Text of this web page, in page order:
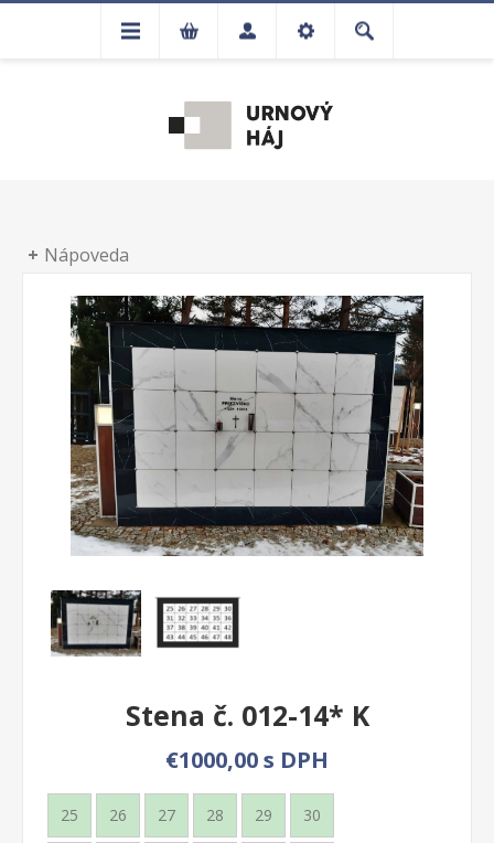
Nápoveda
Stena č. 012-14* K
€1000,00 s DPH
25 26 27 28 29 30